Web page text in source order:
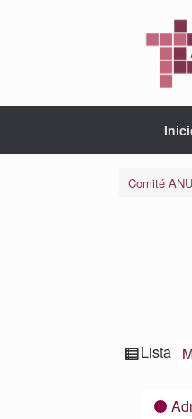
Comité
Ver
Lista
Categorías